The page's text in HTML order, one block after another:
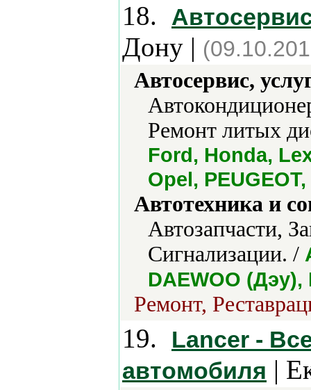
18.
Дону |
Автосервис,
Ремонт литых
Ford, Honda,
Opel,
Автотехника и
Автозапчасти,
Сигнализации. /
DAEWOO
Ремонт,
19.
Lancer -
автомобиля |